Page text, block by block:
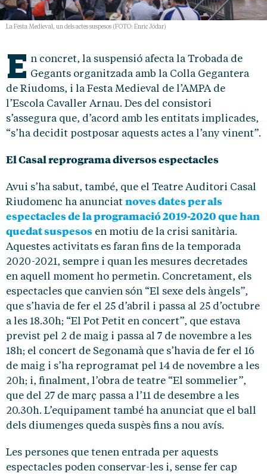
La Festa Medieval, un dels actes suspesos (FOTO: Enric Jódar)
E n concret, la suspensió afecta la Trobada de
Gegants organitzada amb la Colla Gegantera
de Riudoms, i la Festa Medieval de l’AMPA de
l’Escola Cavaller Arnau. Des del consistori
s’assegura que, d’acord amb les entitats implicades,
“s’ha decidit postposar aquests actes a l’any vinent”.
El Casal reprograma diversos espectacles
Avui s’ha sabut, també, que el Teatre Auditori Casal
Riudomenc ha anunciat noves dates per als
espectacles de la programació 2019-2020 que han
quedat suspesos en motiu de la crisi sanitària.
Aquestes activitats es faran fins de la temporada
2020-2021, sempre i quan les mesures decretades
en aquell moment ho permetin. Concretament, els
espectacles que canvien són “El sexe dels àngels”,
que s’havia de fer el 25 d’abril i passa al 25 d’octubre
a les 18.30h; “El Pot Petit en concert”, que estava
previst pel 2 de maig i passa al 7 de novembre a les
18h; el concert de Segonamà que s’havia de fer el 16
de maig i s’ha reprogramat pel 14 de novembre a les
20h; i, finalment, l’obra de teatre “El sommelier”,
que del 27 de març passa a l’11 de desembre a les
20.30h. L’equipament també ha anunciat que el ball
dels diumenges queda suspès fins a nou avís.
Les persones que tenen entrada per aquests
espectacles poden conservar-les i, sense fer cap